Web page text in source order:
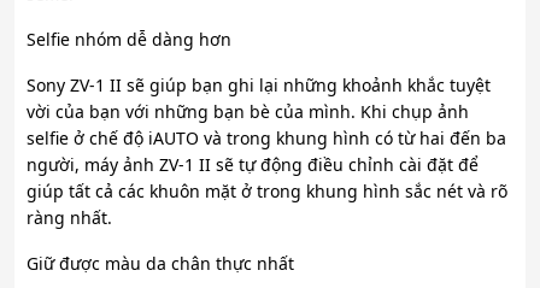
Selfie nhóm dễ dàng hơn
Sony ZV-1 II sẽ giúp bạn ghi lại những khoảnh khắc tuyệt
vời của bạn với những bạn bè của mình. Khi chụp ảnh
selfie ở chế độ iAUTO và trong khung hình có từ hai đến ba
người, máy ảnh ZV-1 II sẽ tự động điều chỉnh cài đặt để
giúp tất cả các khuôn mặt ở trong khung hình sắc nét và rõ
ràng nhất.
Giữ được màu da chân thực nhất